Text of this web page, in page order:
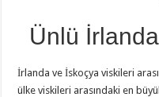
Ünlü
İrlanda ve İskoçya viskileri
ülke viskileri arasındaki en